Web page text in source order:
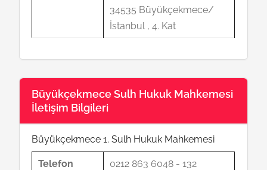
34535 Büyükçekmece/
İstanbul , 4. Kat
Büyükçekmece Sulh Hukuk Mahkemesi
İletişim Bilgileri
Büyükçekmece 1. Sulh Hukuk Mahkemesi
Telefon 0212 863 6048 - 132